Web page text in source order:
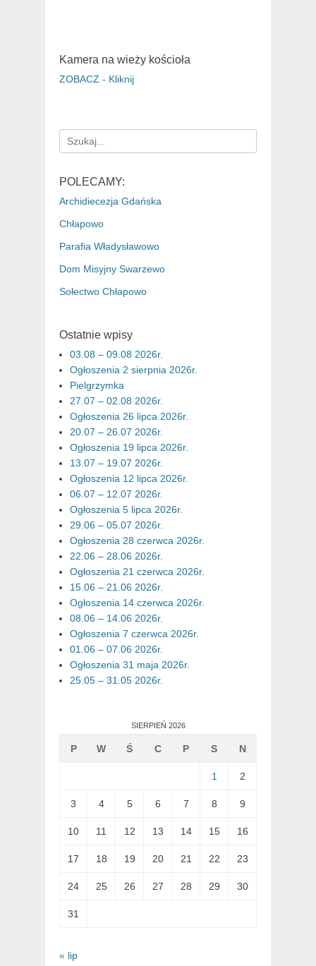
Kamera na wieży kościoła
ZOBACZ - Kliknij
Search
for:
POLECAMY:
Archidiecezja Gdańska
Chłapowo
Parafia Władysławowo
Dom Misyjny Swarzewo
Sołectwo Chłapowo
Ostatnie wpisy
03.08 – 09.08 2026r.
Ogłoszenia 2 sierpnia 2026r.
Pielgrzymka
27.07 – 02.08 2026r.
Ogłoszenia 26 lipca 2026r.
20.07 – 26.07 2026r.
Ogłoszenia 19 lipca 2026r.
13.07 – 19.07 2026r.
Ogłoszenia 12 lipca 2026r.
06.07 – 12.07 2026r.
Ogłoszenia 5 lipca 2026r.
29.06 – 05.07 2026r.
Ogłoszenia 28 czerwca 2026r.
22.06 – 28.06 2026r.
Ogłoszenia 21 czerwca 2026r.
15.06 – 21.06 2026r.
Ogłoszenia 14 czerwca 2026r.
08.06 – 14.06 2026r.
Ogłoszenia 7 czerwca 2026r.
01.06 – 07.06 2026r.
Ogłoszenia 31 maja 2026r.
25.05 – 31.05 2026r.
SIERPIEŃ 2026
P W Ś C P S N
1 2
3 4 5 6 7 8 9
10 11 12 13 14 15 16
17 18 19 20 21 22 23
24 25 26 27 28 29 30
31
« lip